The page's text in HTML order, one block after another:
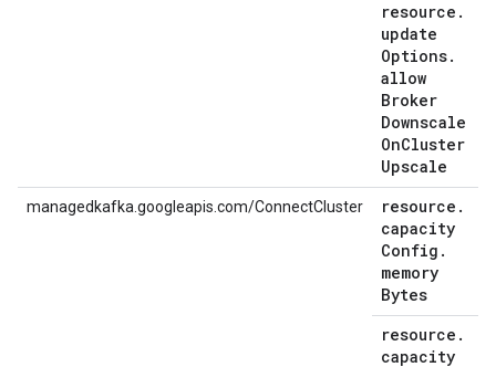
resource .
update
Options.
allow
Broker
Downscale
OnCluster
Upscale
managedkafka.googleapis.com/ConnectCluster resource .
capacity
Config .
memory
Bytes
resource .
capacity